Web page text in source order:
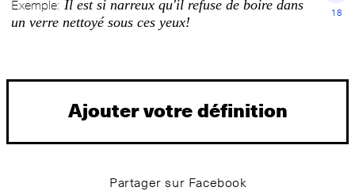
Exemple: Il est si narreux qu'il refuse de boire dans
un verre nettoyé sous ces yeux!
18
Ajouter votre définition
Partager sur Facebook